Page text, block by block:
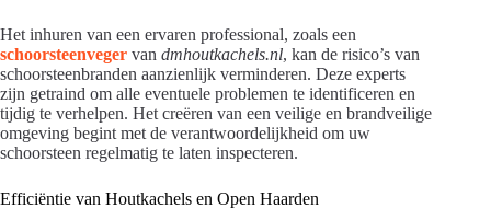
Het inhuren van een ervaren professional, zoals een
schoorsteenveger van dmhoutkachels.nl, kan de risico’s van
schoorsteenbranden aanzienlijk verminderen. Deze experts
zijn getraind om alle eventuele problemen te identificeren en
tijdig te verhelpen. Het creëren van een veilige en brandveilige
omgeving begint met de verantwoordelijkheid om uw
schoorsteen regelmatig te laten inspecteren.
Efficiëntie van Houtkachels en Open Haarden